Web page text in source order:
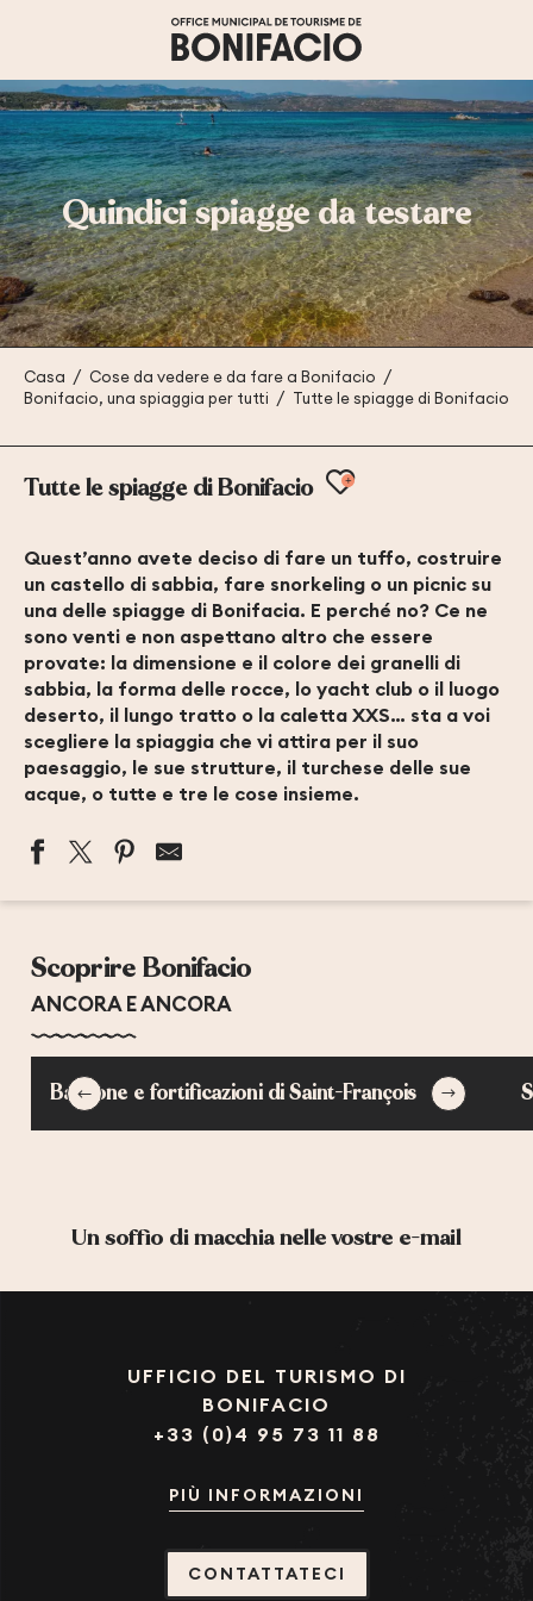
principal
Quindici spiagge da testare
Casa
Cose da vedere e da fare a Bonifacio
Bonifacio, una spiaggia per tutti
Tutte le spiagge di Bonifacio
Tutte le spiagge di Bonifacio Ajouter aux
Quest’anno avete deciso di fare un tuffo, costruire
un castello di sabbia, fare snorkeling o un picnic su
una delle spiagge di Bonifacia. E perché no? Ce ne
sono venti e non aspettano altro che essere
provate: la dimensione e il colore dei granelli di
sabbia, la forma delle rocce, lo yacht club o il luogo
deserto, il lungo tratto o la caletta XXS… sta a voi
scegliere la spiaggia che vi attira per il suo
paesaggio, le sue strutture, il turchese delle sue
acque, o tutte e tre le cose insieme.
PLAGE DE VENTILÈGNE
PLAGES DE L’ÎLE LAVEZZU
PLAGE DE PARAGAN
PLAGE DE STAGNOLU
PLAGE DE CANETTO
Scoprire Bonifacio
ANCORA E ANCORA
Bastione e fortificazioni di Saint-François
Un soffio di macchia nelle vostre e-mail
UFFICIO DEL TURISMO DI
BONIFACIO
+33 (0)4 95 73 11 88
PIÙ INFORMAZIONI
CONTATTATECI